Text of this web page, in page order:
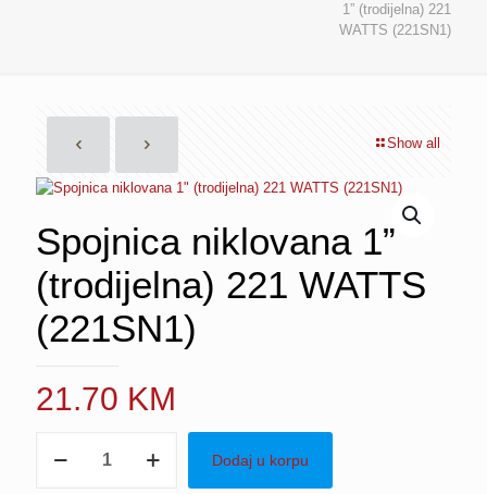
1” (trodijelna) 221
WATTS (221SN1)
Show all
Spojnica niklovana 1”
(trodijelna) 221 WATTS
(221SN1)
21.70 KM
niklovana
Dodaj u korpu